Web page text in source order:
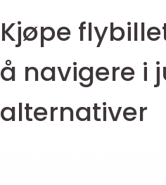
Kjøpe
å navigere i
alternativer